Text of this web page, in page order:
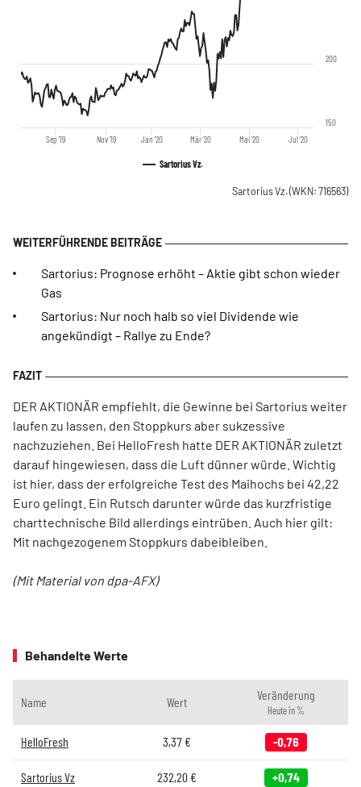
Sartorius Vz.
Sep '19 Nov '19 Jan '20 Mär '20 Mai '20 Jul '20
150
200
Sartorius Vz.(WKN: 716563)
Sartorius: Prognose erhöht – Aktie gibt schon wieder
Gas
Sartorius: Nur noch halb so viel Dividende wie
angekündigt – Rallye zu Ende?
DER AKTIONÄR empfiehlt, die Gewinne bei Sartorius weiter
laufen zu lassen, den Stoppkurs aber sukzessive
nachzuziehen. Bei HelloFresh hatte DER AKTIONÄR zuletzt
darauf hingewiesen, dass die Luft dünner würde. Wichtig
ist hier, dass der erfolgreiche Test des Maihochs bei 42,22
Euro gelingt. Ein Rutsch darunter würde das kurzfristige
charttechnische Bild allerdings eintrüben. Auch hier gilt:
Mit nachgezogenem Stoppkurs dabeibleiben.
(Mit Material von dpa-AFX)
Behandelte Werte
Name Wert Veränderung
Heute in %
HelloFresh 3,37€ -0,76
Sartorius Vz 232,20€ +0,74